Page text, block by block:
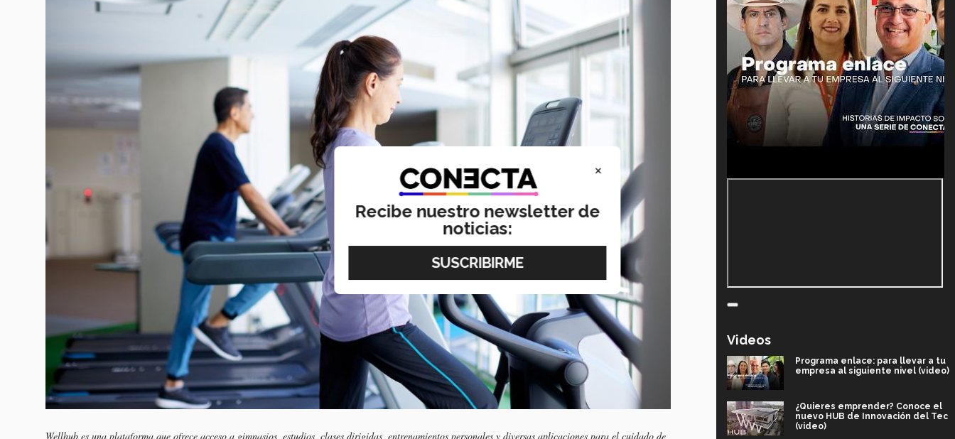
Wellhub es una plataforma que ofrece acceso a gimnasios, estudios, clases dirigidas, entrenamientos personales y diversas aplicaciones para el cuidado de
Videos
Programa enlace: para llevar a tu
empresa al siguiente nivel (video)
¿Quieres emprender? Conoce el
nuevo HUB de Innovación del Tec
(video)
×
Recibe nuestro newsletter de
noticias: